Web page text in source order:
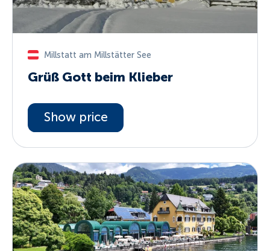
Millstatt am Millstätter See
Grüß Gott beim Klieber
Show price